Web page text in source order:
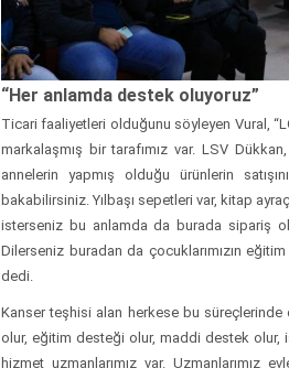
“Her anlamda destek oluyoruz”
Ticari faaliyetleri olduğunu söyleyen Vural,
markalaşmış bir tarafımız var. LSV
annelerin yapmış olduğu ürünlerin
bakabilirsiniz. Yılbaşı sepetleri var, kitap
isterseniz bu anlamda da burada sipariş
Dilerseniz buradan da çocuklarımızın
dedi.
Kanser teşhisi alan herkese bu
olur, eğitim desteği olur, maddi destek olur,
hizmet uzmanlarımız var. Uzmanlarımız